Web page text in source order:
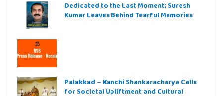
Dedicated to the Last Moment; Suresh
Kumar Leaves Behind Tearful Memories
Palakkad – Kanchi Shankaracharya Calls
for Societal Upliftment and Cultural